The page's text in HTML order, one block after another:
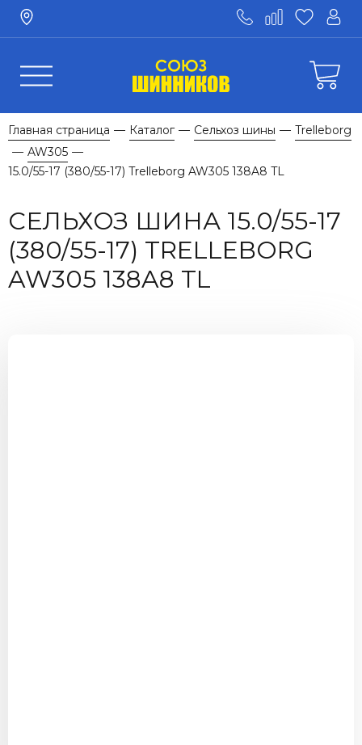
Главная страница — Каталог — Сельхоз шины — Trelleborg
— AW305 —
15.0/55-17 (380/55-17) Trelleborg AW305 138A8 TL
СЕЛЬХОЗ ШИНА 15.0/55-17
(380/55-17) TRELLEBORG
AW305 138A8 TL